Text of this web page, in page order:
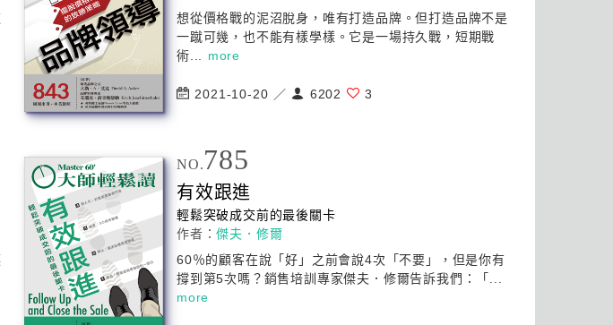
想從價格戰的泥沼脫身，唯有打造品牌。但打造品牌不是
一蹴可幾，也不能有樣學樣。它是一場持久戰，短期戰
術... more
2021-10-20 ／ 6202 3
NO.785
有效跟進
輕鬆突破成交前的最後關卡
作者：傑夫．修爾
60％的顧客在說「好」之前會說4次「不要」，但是你有
撐到第5次嗎？銷售培訓專家傑夫．修爾告訴我們：「...
more